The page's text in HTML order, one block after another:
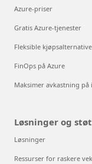
Azure-priser
Gratis Azure-tjenester
Fleksible
FinOps på Azure
Maksimer avkastning
Løsninger og
Løsninger
Ressurser for raskere